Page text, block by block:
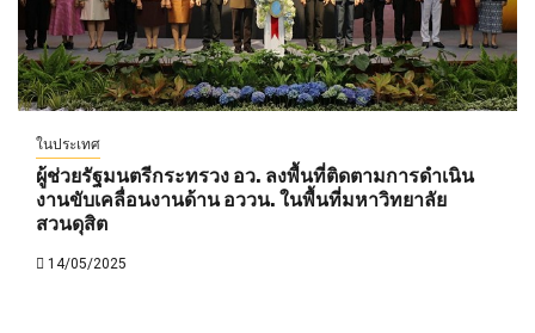
ในประเทศ
ผู้ช่วยรัฐมนตรีกระทรวง อว. ลงพื้นที่ติดตามการดำเนิน
งานขับเคลื่อนงานด้าน อววน. ในพื้นที่มหาวิทยาลัย
สวนดุสิต
14/05/2025